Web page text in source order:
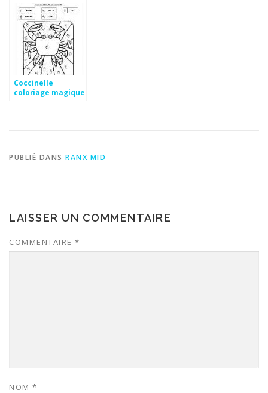
Coccinelle
coloriage magique
PUBLIÉ DANS RANX MID
LAISSER UN COMMENTAIRE
COMMENTAIRE *
NOM *